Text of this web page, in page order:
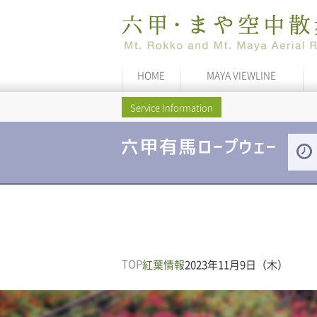
HOME MAYA VIEWLINE
Service Information
TOP紅葉情報2023年11月9日（木）